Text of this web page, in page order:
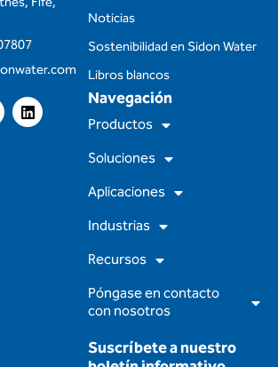
L
i
Suscríbete a nuestro
Navegación
Productos
Soluciones
Aplicaciones
Industrias
Recursos
Póngase en contacto
con nosotros
Noticias
Sostenibilidad en Sidon Water
Libros blancos